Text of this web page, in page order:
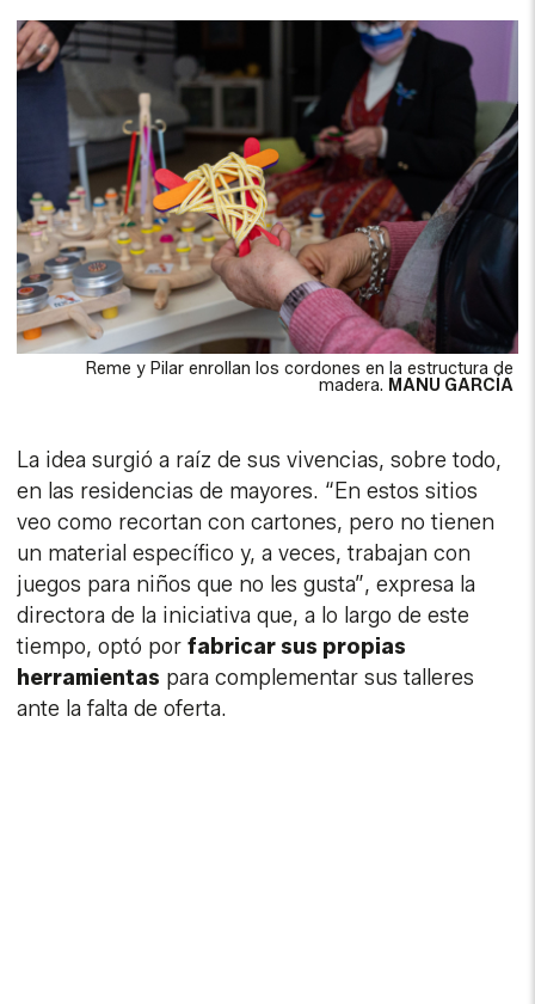
Reme y Pilar enrollan los cordones en la estructura de
madera. MANU GARCÍA
La idea surgió a raíz de sus vivencias, sobre todo,
en las residencias de mayores. “En estos sitios
veo como recortan con cartones, pero no tienen
un material específico y, a veces, trabajan con
juegos para niños que no les gusta”, expresa la
directora de la iniciativa que, a lo largo de este
tiempo, optó porfabricar sus propias
herramientas para complementar sus talleres
ante la falta de oferta.